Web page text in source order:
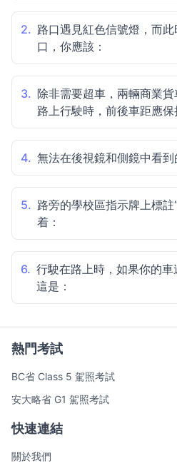
2. 路口遇見紅色信號燈，而
口，你應該：
3. 除非需要超車，兩輛商業
路上行駛時，前後車距應保
4. 無法在後視鏡和側鏡中看到
5. 路旁的學校區指示牌上標
着：
6. 行駛在路上時，如果你的車
這是：
熱門考試
BC省 Class 5 駕照考試
安大略省 G1 駕照考試
快速連結
關於我們